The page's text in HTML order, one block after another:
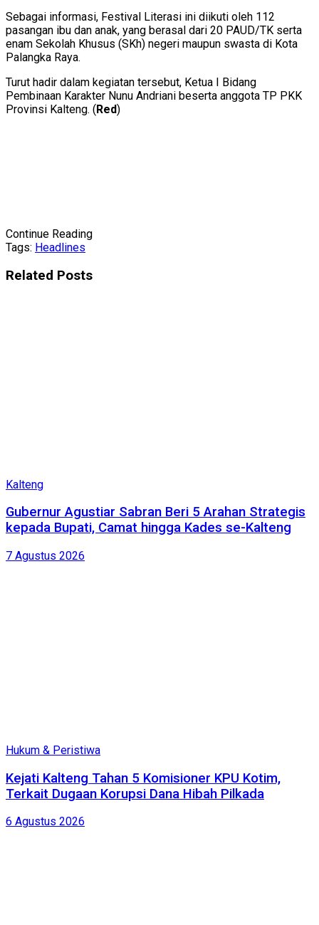
Sebagai informasi, Festival Literasi ini diikuti oleh 112
pasangan ibu dan anak, yang berasal dari 20 PAUD/TK serta
enam Sekolah Khusus (SKh) negeri maupun swasta di Kota
Palangka Raya.
Turut hadir dalam kegiatan tersebut, Ketua I Bidang
Pembinaan Karakter Nunu Andriani beserta anggota TP PKK
Provinsi Kalteng. (Red)
Continue Reading
Tags: Headlines
Related Posts
Kalteng
Gubernur Agustiar Sabran Beri 5 Arahan Strategis
kepada Bupati, Camat hingga Kades se-Kalteng
7 Agustus 2026
Hukum & Peristiwa
Kejati Kalteng Tahan 5 Komisioner KPU Kotim,
Terkait Dugaan Korupsi Dana Hibah Pilkada
6 Agustus 2026